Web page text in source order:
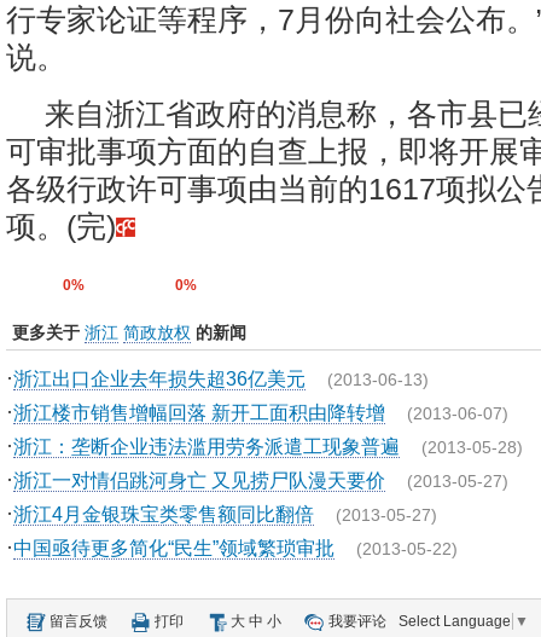
行专家论证等程序，7月份向社会公布。
说。
来自浙江省政府的消息称，各市县已
可审批事项方面的自查上报，即将开展
各级行政许可事项由当前的1617项拟公
项。(完)
0% 0%
更多关于 浙江 简政放权 的新闻
·浙江出口企业去年损失超36亿美元 (2013-06-13)
·浙江楼市销售增幅回落 新开工面积由降转增 (2013-06-07)
·浙江：垄断企业违法滥用劳务派遣工现象普遍 (2013-05-28)
·浙江一对情侣跳河身亡 又见捞尸队漫天要价 (2013-05-27)
·浙江4月金银珠宝类零售额同比翻倍 (2013-05-27)
·中国亟待更多简化“民生”领域繁琐审批 (2013-05-22)
留言反馈 打印 大 中 小 我要评论 Select Language ▼